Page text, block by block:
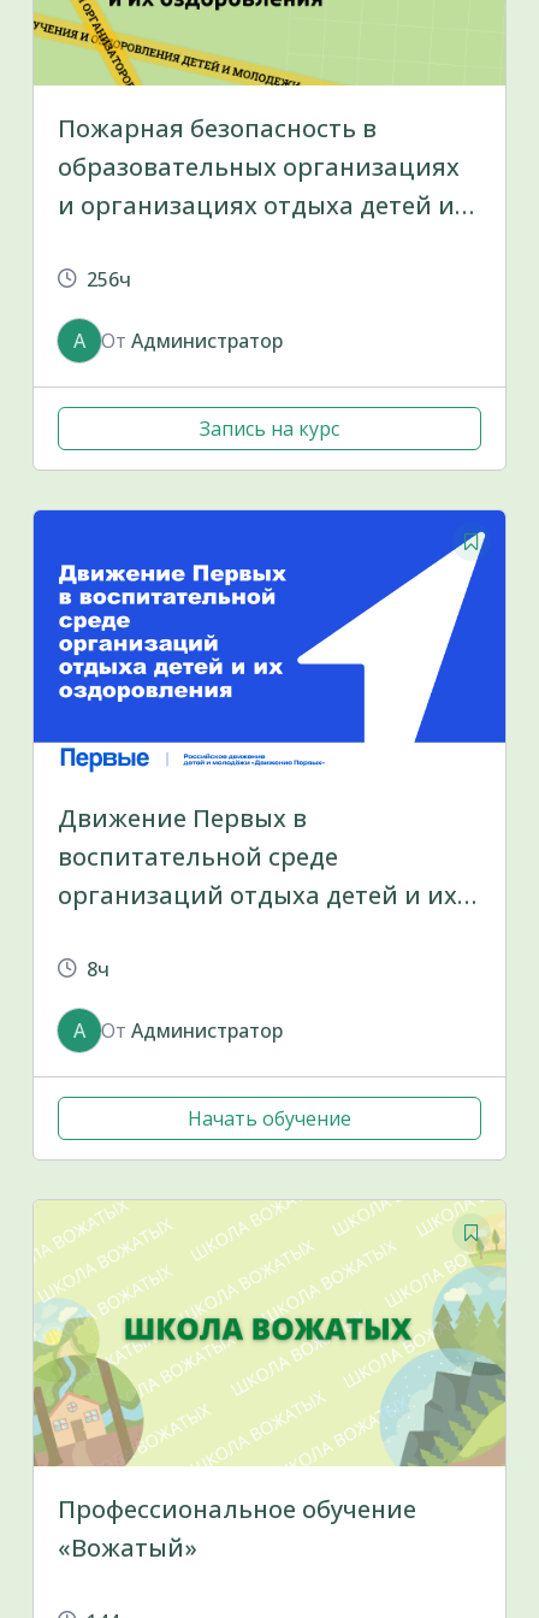
Пожарная безопасность в
образовательных организациях
и организациях отдыха детей и
(профессиональная
переподготовка «Специалист по
пожарной профилактике»)
256ч
А От Администратор
Запись на курс
Движение Первых в
воспитательной среде
организаций отдыха детей и их
8ч
А От Администратор
Начать обучение
Профессиональное обучение
«Вожатый»